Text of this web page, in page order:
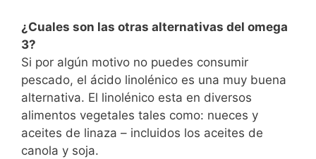
¿Cuales son las otras alternativas del omega
3?
Si por algún motivo no puedes consumir
pescado, el ácido linolénico es una muy buena
alternativa. El linolénico esta en diversos
alimentos vegetales tales como: nueces y
aceites de linaza – incluidos los aceites de
canola y soja.